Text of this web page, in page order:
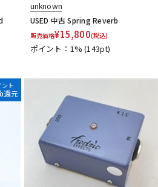
unknown
USED 中古 Spring Reverb
販売価格¥15,800(税込)
ポイント：1%(143pt)
ト
還元